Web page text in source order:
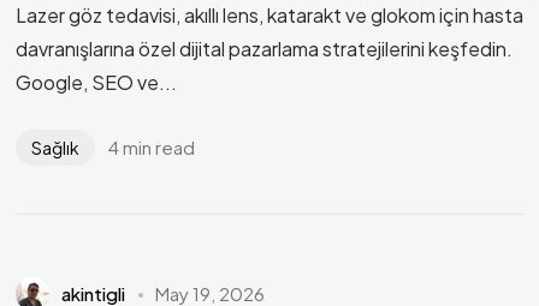
Lazer göz tedavisi, akıllı lens, katarakt ve glokom için hasta
davranışlarına özel dijital pazarlama stratejilerini keşfedin.
Google, SEO ve...
Sağlık 4 min read
akintigli May 19, 2026